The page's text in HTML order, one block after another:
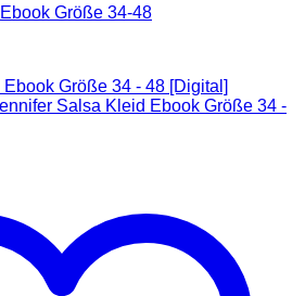
Größe 34-48